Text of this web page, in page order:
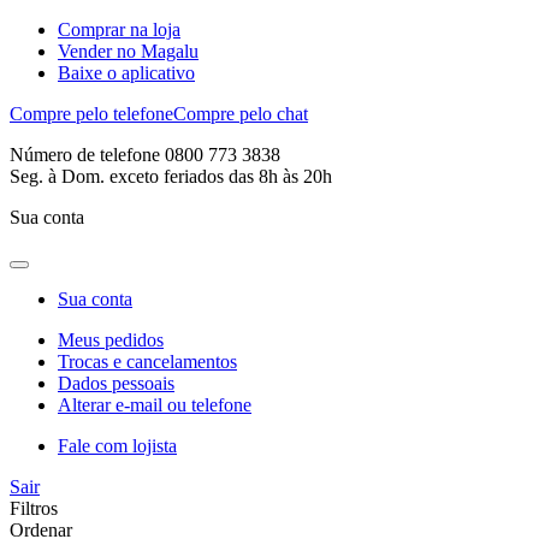
Comprar na loja
Vender no Magalu
Baixe o aplicativo
Compre pelo telefoneCompre pelo chat
Número de telefone 0800 773 3838
Seg. à Dom. exceto feriados das 8h às 20h
Sua conta
Sua conta
Meus pedidos
Trocas e cancelamentos
Dados pessoais
Alterar e-mail ou telefone
Fale com lojista
Sair
Filtros
Ordenar